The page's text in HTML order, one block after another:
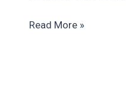
Read More »